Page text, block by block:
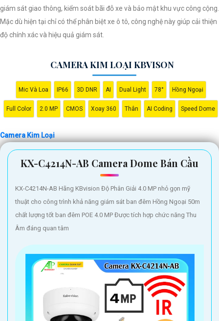
Dạ chào bạn, dưới đây là một mẫu câu giới thiệu về Camera Kim Loại
Hình ảnh sắt nét mà bạn có thể sử dụng:
"Camera Kim Loại Hình ảnh sắt nét là giải pháp an ninh hiệu quả và
đáng tin cậy cho ngôi nhà hoặc doanh nghiệp của bạn. Với chất liệu kim
Camera Kim Loại sẽ giúp bạn giám sát mọi hoạt động xung quanh một
cách chi tiết và đáng tin cậy. Đảm bảo an toàn cho gia đình và tài sản
của bạn với Camera Kim Loại Hình ảnh sắt nét."
Hy vọng câu giới thiệu này có thể giúp bạn. Bạn có thể thay đổi và điều
chỉnh nó để phù hợp với nhu cầu cụ thể của mình.
giám sát giao thông, kiểm soát bãi đỗ xe và bảo mật khu vực công cộng.
Mặc dù hiện tại chỉ có thể phân biệt xe ô tô, công nghệ này giúp cải thiện
độ chính xác và hiệu quả giám sát.
CAMERA KIM LOẠI KBVISON
Mic Và Loa IP66 3D DNR AI Dual Light 78° Hồng Ngoại
Full Color 2.0 MP CMOS Xoay 360 Thân AI Coding Speed Dome
Camera Kim Loại
KX-C4214N-AB Camera Dome Bán Cầu
KX-C4214N-AB Hãng KBvision Độ Phân Giải 4.0 MP nhỏ gọn mỹ
thuật cho công trình khả năng giám sát ban đêm Hồng Ngoại 50m
chất lượng tốt ban đêm POE 4.0 MP Được tích hợp chức năng Thu
Âm đáng quan tâm